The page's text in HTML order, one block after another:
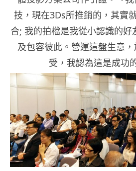
技，現在3Ds所推銷的，其實
合; 我的拍檔是我從小認識的
及包容彼此。營運這盤生意
受，我認為這是成功